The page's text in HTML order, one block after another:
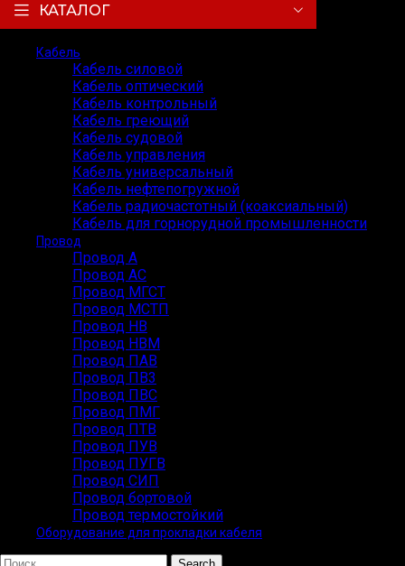
КАТАЛОГ
Кабель
Кабель силовой
Кабель оптический
Кабель контрольный
Кабель греющий
Кабель судовой
Кабель управления
Кабель универсальный
Кабель нефтепогружной
Кабель радиочастотный (коаксиальный)
Кабель для горнорудной промышленности
Провод
Провод А
Провод АС
Провод МГСТ
Провод МСТП
Провод НВ
Провод НВМ
Провод ПАВ
Провод ПВ3
Провод ПВС
Провод ПМГ
Провод ПТВ
Провод ПУВ
Провод ПУГВ
Провод СИП
Провод бортовой
Провод термостойкий
Оборудование для прокладки кабеля